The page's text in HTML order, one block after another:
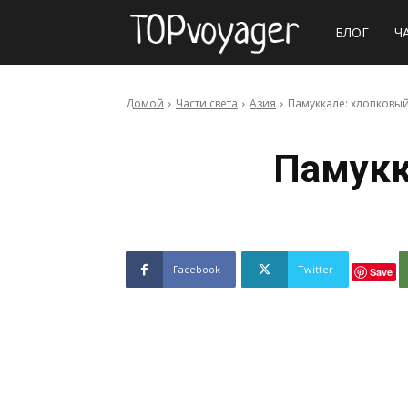
Сайт
БЛОГ
Домой Части света Азия Памуккале:
Facebook Twitter Save